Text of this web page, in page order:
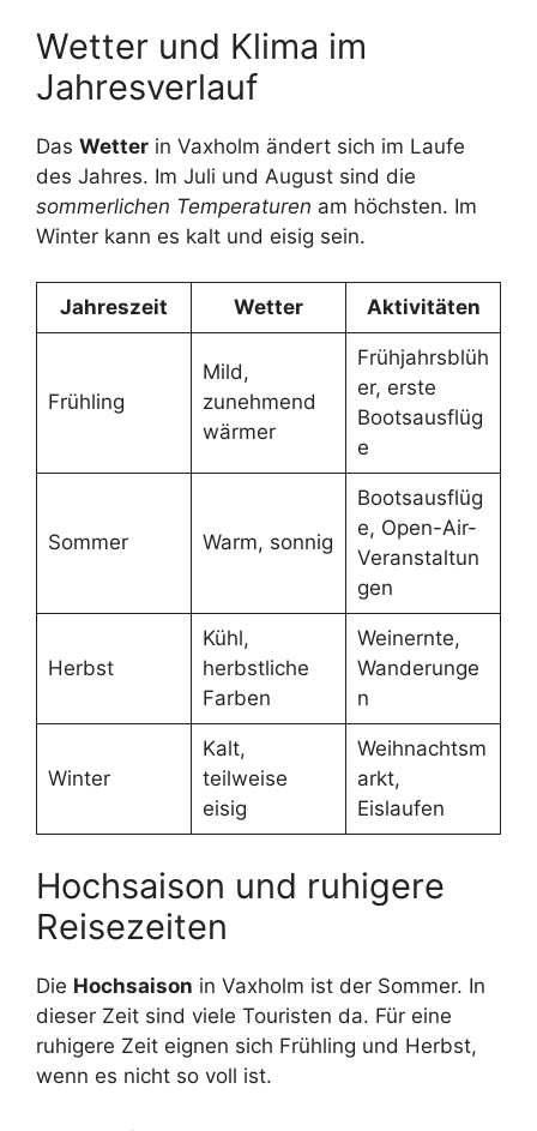
Wetter und Klima im
Jahresverlauf
Das Wetter in Vaxholm ändert sich im Laufe
des Jahres. Im Juli und August sind die
sommerlichen Temperaturen am höchsten. Im
Winter kann es kalt und eisig sein.
Jahreszeit Wetter Aktivitäten
Frühling
Mild,
zunehmend
wärmer
Frühjahrsblüh
er, erste
Bootsausflüg
e
Sommer Warm, sonnig
Bootsausflüg
e, Open-Air-
Veranstaltun
gen
Herbst
Kühl,
herbstliche
Farben
Weinernte,
Wanderunge
n
Winter
Kalt,
teilweise
eisig
Weihnachtsm
arkt,
Eislaufen
Hochsaison und ruhigere
Reisezeiten
Die Hochsaison in Vaxholm ist der Sommer. In
dieser Zeit sind viele Touristen da. Für eine
ruhigere Zeit eignen sich Frühling und Herbst,
wenn es nicht so voll ist.